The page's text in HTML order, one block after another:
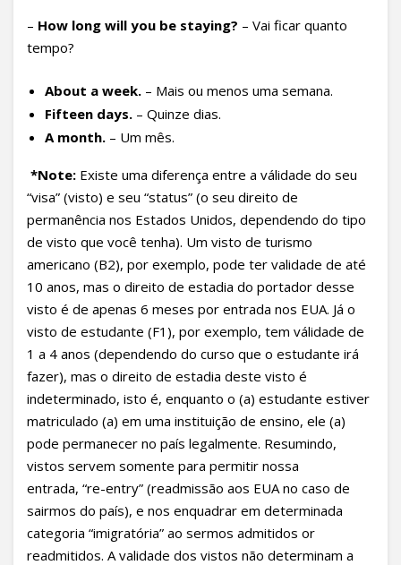
– How long will you be staying? – Vai ficar quanto
tempo?
About a week. – Mais ou menos uma semana.
Fifteen days. – Quinze dias.
A month. – Um mês.
*Note: Existe uma diferença entre a válidade do seu
“visa” (visto) e seu “status” (o seu direito de
permanência nos Estados Unidos, dependendo do tipo
de visto que você tenha). Um visto de turismo
americano (B2), por exemplo, pode ter validade de até
10 anos, mas o direito de estadia do portador desse
visto é de apenas 6 meses por entrada nos EUA. Já o
visto de estudante (F1), por exemplo, tem válidade de
1 a 4 anos (dependendo do curso que o estudante irá
fazer), mas o direito de estadia deste visto é
indeterminado, isto é, enquanto o (a) estudante estiver
matriculado (a) em uma instituição de ensino, ele (a)
pode permanecer no país legalmente. Resumindo,
vistos servem somente para permitir nossa
entrada, “re-entry” (readmissão aos EUA no caso de
sairmos do país), e nos enquadrar em determinada
categoria “imigratória” ao sermos admitidos or
readmitidos. A validade dos vistos não determinam a